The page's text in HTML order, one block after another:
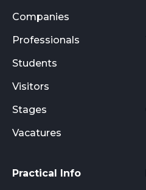
Companies
Professionals
Students
Visitors
Stages
Vacatures
Practical Info